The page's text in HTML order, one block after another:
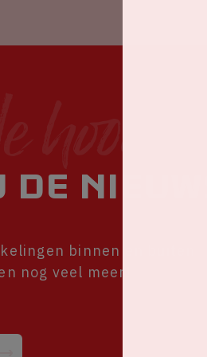
binnen en buiten
nog veel meer!